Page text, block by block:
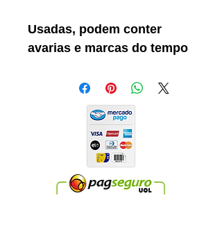
Usadas, podem conter
avarias e marcas do tempo